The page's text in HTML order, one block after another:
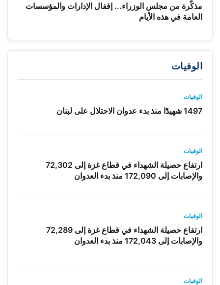
مذكّرة من مجلس الوزراء... إقفال الإدارات والمؤسسات
العامة في هذه الأيام
الوفيات
الوفيات
1497 شهيدًا منذ بدء عدوان الاحتلال على لبنان
الوفيات
ارتفاع حصيلة الشهداء في قطاع غزة إلى 72,302
والإصابات إلى 172,090 منذ بدء العدوان
الوفيات
ارتفاع حصيلة الشهداء في قطاع غزة إلى 72,289
والإصابات إلى 172,043 منذ بدء العدوان
الوفيات